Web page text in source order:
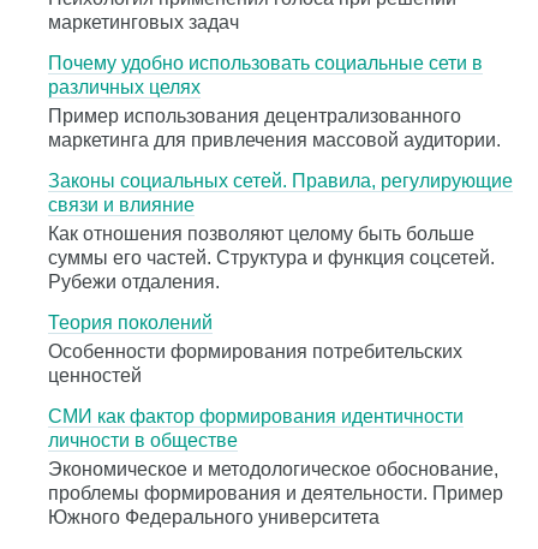
маркетинговых задач
Почему удобно использовать социальные сети в
различных целях
Пример использования децентрализованного
маркетинга для привлечения массовой аудитории.
Законы социальных сетей. Правила, регулирующие
связи и влияние
Как отношения позволяют целому быть больше
суммы его частей. Структура и функция соцсетей.
Рубежи отдаления.
Теория поколений
Особенности формирования потребительских
ценностей
СМИ как фактор формирования идентичности
личности в обществе
Экономическое и методологическое обоснование,
проблемы формирования и деятельности. Пример
Южного Федерального университета